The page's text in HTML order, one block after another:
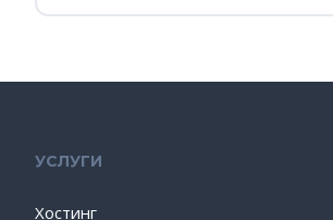
УСЛУГИ
Хостинг